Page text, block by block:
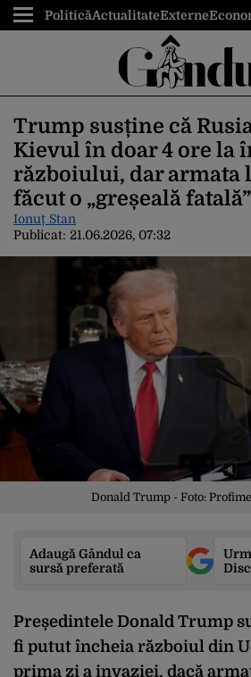
PoliticăActualitateExterne
Trump susține că
Kievul în doar 4 ore la
războiului, dar armata
făcut o „greșeală fatală”
Ionuț Stan
Publicat: 21.06.2026, 07:32
Donald Trump - Foto:
Adaugă Gândul ca
sursă preferată
Președintele Donald Trump
fi putut încheia războiul din
prima zi a invaziei, dacă